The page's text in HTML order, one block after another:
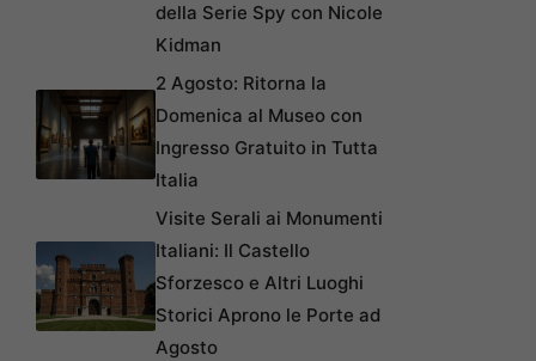
della Serie Spy con Nicole
Kidman
2 Agosto: Ritorna la
Domenica al Museo con
Ingresso Gratuito in Tutta
Italia
Visite Serali ai Monumenti
Italiani: Il Castello
Sforzesco e Altri Luoghi
Storici Aprono le Porte ad
Agosto